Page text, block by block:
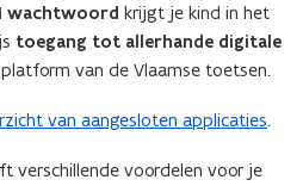
wachtwoord krijgt je kind in het
toegang tot allerhande digitale
van de Vlaamse toetsen.
van aangesloten applicaties.
verschillende voordelen voor je